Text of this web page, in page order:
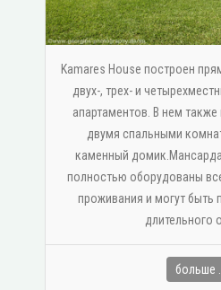
Kamares House построен
двух-, трех- и
апартаментов. В нем
двумя спальными
каменный
полностью оборудованы
проживания и могут быть
длительного
больше ...